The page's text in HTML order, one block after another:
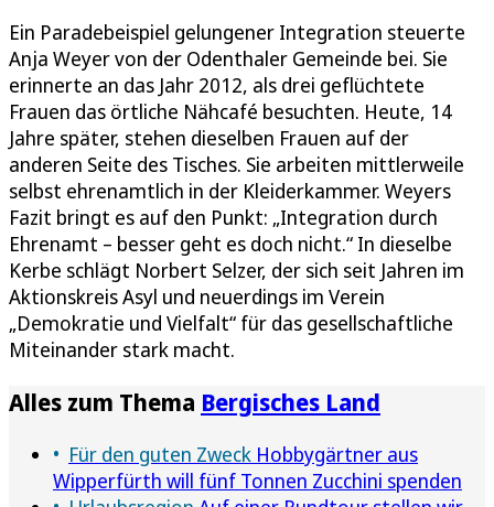
Ein Paradebeispiel gelungener Integration steuerte
Anja Weyer von der Odenthaler Gemeinde bei. Sie
erinnerte an das Jahr 2012, als drei geflüchtete
Frauen das örtliche Nähcafé besuchten. Heute, 14
Jahre später, stehen dieselben Frauen auf der
anderen Seite des Tisches. Sie arbeiten mittlerweile
selbst ehrenamtlich in der Kleiderkammer. Weyers
Fazit bringt es auf den Punkt: „Integration durch
Ehrenamt – besser geht es doch nicht.“ In dieselbe
Kerbe schlägt Norbert Selzer, der sich seit Jahren im
Aktionskreis Asyl und neuerdings im Verein
„Demokratie und Vielfalt“ für das gesellschaftliche
Miteinander stark macht.
Alles zum Thema Bergisches Land
Für den guten Zweck Hobbygärtner aus
Wipperfürth will fünf Tonnen Zucchini spenden